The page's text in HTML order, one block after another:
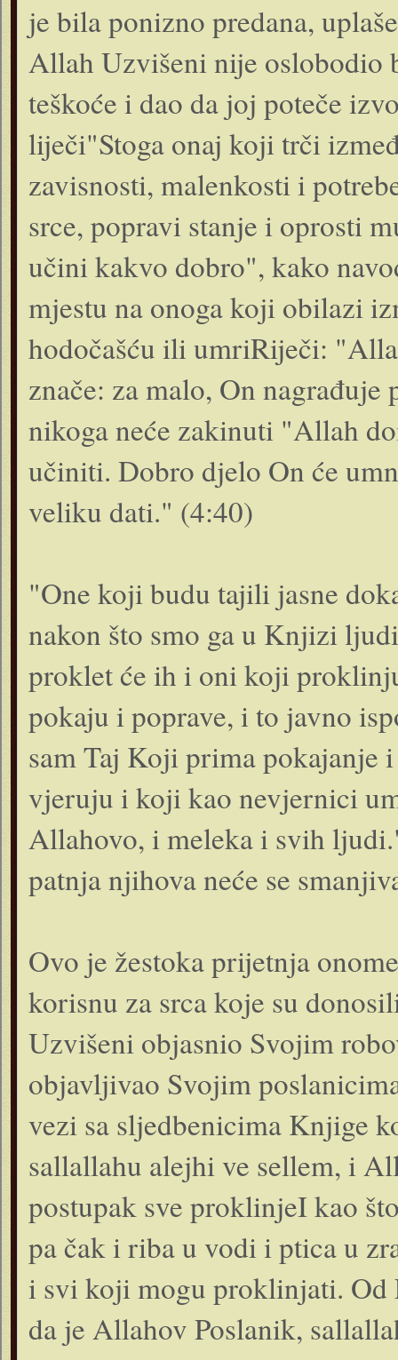
je bila ponizno predana,
Allah Uzvišeni nije oslobodio
teškoće i dao da joj poteče
liječi"Stoga onaj koji trči
zavisnosti, malenkosti i
srce, popravi stanje i oprosti
učini kakvo dobro", kako
mjestu na onoga koji obilazi
hodočašću ili umriRiječi:
znače: za malo, On
nikoga neće zakinuti "Allah
učiniti. Dobro djelo On će
veliku dati." (4:40)
"One koji budu tajili jasne
nakon što smo ga u Knjizi
proklet će ih i oni koji
pokaju i poprave, i to javno
sam Taj Koji prima
vjeruju i koji kao nevjernici
Allahovo, i meleka i svih
patnja njihova neće se
Ovo je žestoka prijetnja
korisnu za srca koje su
Uzvišeni objasnio Svo­jim
objavljivao Svojim
vezi sa sljedbenicima Knjige
sallallahu alejhi ve sellem, i
postupak sve proklinjeI kao
pa čak i riba u vodi i ptica u
i svi koji mogu proklinjati. Od
da je Allahov Poslanik,